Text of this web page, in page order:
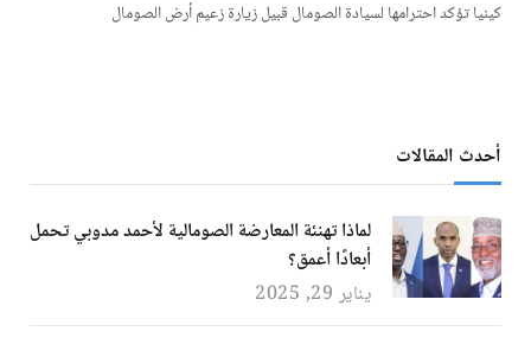
كينيا تؤكد احترامها لسيادة الصومال قبيل زيارة زعيم أرض الصومال
أحدث المقالات
لماذا تهنئة المعارضة الصومالية لأحمد مدوبي تحمل
أبعادًا أعمق؟
يناير 29, 2025